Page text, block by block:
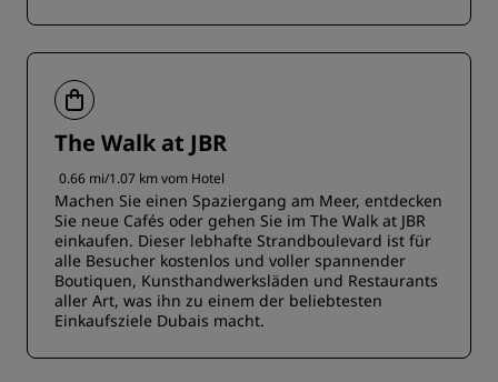
The Walk at JBR
0.66 mi/1.07 km vom Hotel
Machen Sie einen Spaziergang am Meer, entdecken
Sie neue Cafés oder gehen Sie im The Walk at JBR
einkaufen. Dieser lebhafte Strandboulevard ist für
alle Besucher kostenlos und voller spannender
Boutiquen, Kunsthandwerksläden und Restaurants
aller Art, was ihn zu einem der beliebtesten
Einkaufsziele Dubais macht.